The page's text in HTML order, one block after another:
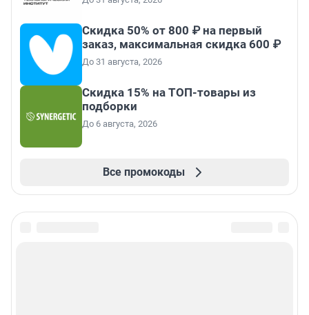
Скидка 50% от 800 ₽ на первый
заказ, максимальная скидка 600 ₽
До 31 августа, 2026
Скидка 15% на ТОП-товары из
подборки
До 6 августа, 2026
Все промокоды